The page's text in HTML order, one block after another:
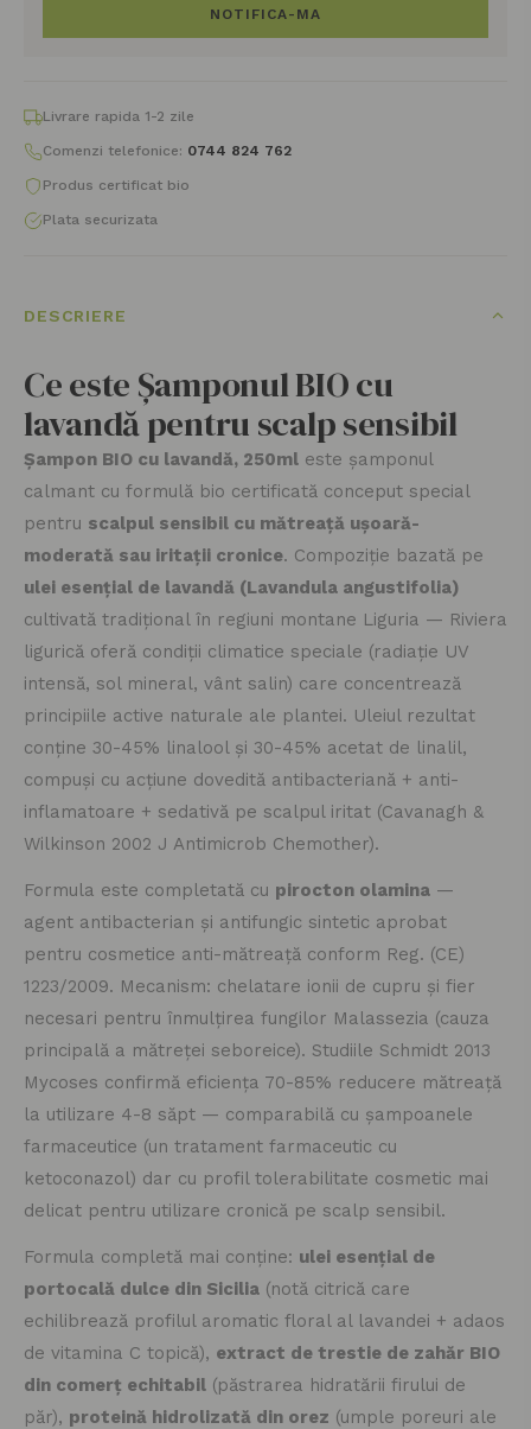
NOTIFICA-MA
Livrare rapida 1-2 zile
Comenzi telefonice: 0744 824 762
Produs certificat bio
Plata securizata
DESCRIERE
Ce este Șamponul BIO cu
lavandă pentru scalp sensibil
Șampon BIO cu lavandă, 250ml este șamponul
calmant cu formulă bio certificată conceput special
pentru scalpul sensibil cu mătreață ușoară-
moderată sau iritații cronice. Compoziție bazată pe
ulei esențial de lavandă (Lavandula angustifolia)
cultivată tradițional în regiuni montane Liguria — Riviera
ligurică oferă condiții climatice speciale (radiație UV
intensă, sol mineral, vânt salin) care concentrează
principiile active naturale ale plantei. Uleiul rezultat
conține 30-45% linalool și 30-45% acetat de linalil,
compuși cu acțiune dovedită antibacteriană + anti-
inflamatoare + sedativă pe scalpul iritat (Cavanagh &
Wilkinson 2002 J Antimicrob Chemother).
Formula este completată cu pirocton olamina —
agent antibacterian și antifungic sintetic aprobat
pentru cosmetice anti-mătreață conform Reg. (CE)
1223/2009. Mecanism: chelatare ionii de cupru și fier
necesari pentru înmulțirea fungilor Malassezia (cauza
principală a mătreței seboreice). Studiile Schmidt 2013
Mycoses confirmă eficiența 70-85% reducere mătreață
la utilizare 4-8 săpt — comparabilă cu șampoanele
farmaceutice (un tratament farmaceutic cu
ketoconazol) dar cu profil tolerabilitate cosmetic mai
delicat pentru utilizare cronică pe scalp sensibil.
Formula completă mai conține: ulei esențial de
portocală dulce din Sicilia (notă citrică care
echilibrează profilul aromatic floral al lavandei + adaos
de vitamina C topică), extract de trestie de zahăr BIO
din comerț echitabil (păstrarea hidratării firului de
păr), proteină hidrolizată din orez (umple poreuri ale